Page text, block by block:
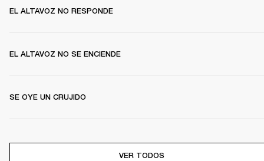
EL ALTAVOZ NO RESPONDE
EL ALTAVOZ NO SE ENCIENDE
SE OYE UN CRUJIDO
VER TODOS